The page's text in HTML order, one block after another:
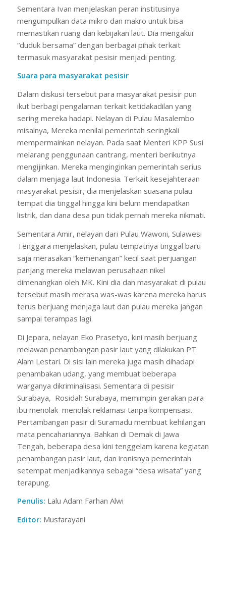
Sementara Ivan menjelaskan peran institusinya
mengumpulkan data mikro dan makro untuk bisa
memastikan ruang dan kebijakan laut. Dia mengakui
“duduk bersama” dengan berbagai pihak terkait
termasuk masyarakat pesisir menjadi penting.
Suara para masyarakat pesisir
Dalam diskusi tersebut para masyarakat pesisir pun
ikut berbagi pengalaman terkait ketidakadilan yang
sering mereka hadapi. Nelayan di Pulau Masalembo
misalnya, Mereka menilai pemerintah seringkali
mempermainkan nelayan. Pada saat Menteri KPP Susi
melarang penggunaan cantrang, menteri berikutnya
mengijinkan. Mereka menginginkan pemerintah serius
dalam menjaga laut Indonesia. Terkait kesejahteraan
masyarakat pesisir, dia menjelaskan suasana pulau
tempat dia tinggal hingga kini belum mendapatkan
listrik, dan dana desa pun tidak pernah mereka nikmati.
Sementara Amir, nelayan dari Pulau Wawoni, Sulawesi
Tenggara menjelaskan, pulau tempatnya tinggal baru
saja merasakan “kemenangan” kecil saat perjuangan
panjang mereka melawan perusahaan nikel
dimenangkan oleh MK. Kini dia dan masyarakat di pulau
tersebut masih merasa was-was karena mereka harus
terus berjuang menjaga laut dan pulau mereka jangan
sampai terampas lagi.
Di Jepara, nelayan Eko Prasetyo, kini masih berjuang
melawan penambangan pasir laut yang dilakukan PT
Alam Lestari. Di sisi lain mereka juga masih dihadapi
penambakan udang, yang membuat beberapa
warganya dikriminalisasi. Sementara di pesisir
Surabaya, Rosidah Surabaya, memimpin gerakan para
ibu menolak menolak reklamasi tanpa kompensasi.
Pertambangan pasir di Suramadu membuat kehilangan
mata pencahariannya. Bahkan di Demak di Jawa
Tengah, beberapa desa kini tenggelam karena kegiatan
penambangan pasir laut, dan ironisnya pemerintah
setempat menjadikannya sebagai “desa wisata” yang
terapung.
Penulis: Lalu Adam Farhan Alwi
Editor: Musfarayani